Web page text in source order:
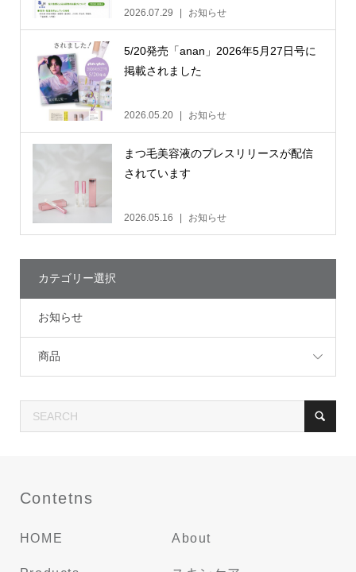
2026.07.29 お知らせ
5/20発売「anan」2026年5月27日号に
掲載されました
2026.05.20 お知らせ
まつ毛美容液のプレスリリースが配信
されています
2026.05.16 お知らせ
カテゴリー選択
お知らせ
商品
Contetns
HOME About